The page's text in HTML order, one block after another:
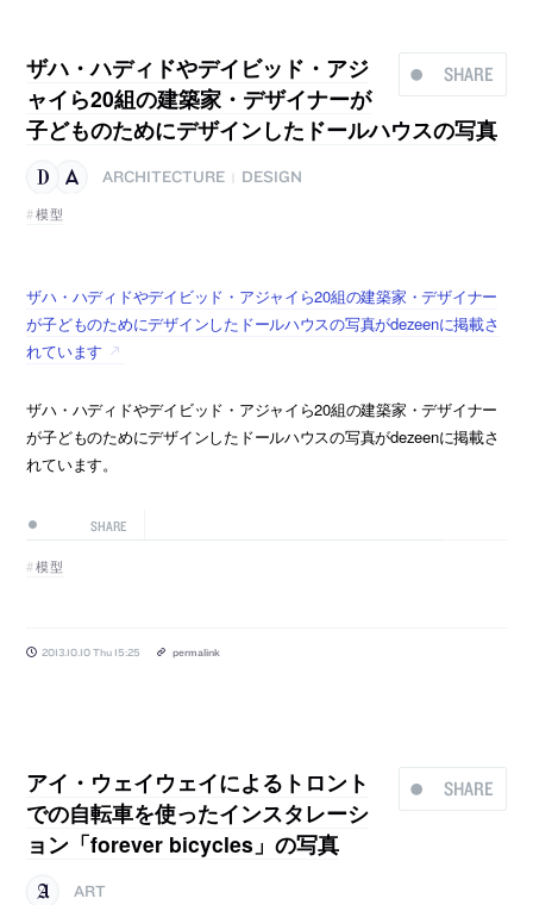
SHARE
ザハ・ハディドやデイビッド・アジ
ャイら20組の建築家・デザイナーが
子どものためにデザインしたドールハウスの写真
ARCHITECTURE
DESIGN
模型
ザハ・ハディドやデイビッド・アジャイら20組の建築家・デザイナー
が子どものためにデザインしたドールハウスの写真がdezeenに掲載さ
れています
ザハ・ハディドやデイビッド・アジャイら20組の建築家・デザイナー
が子どものためにデザインしたドールハウスの写真がdezeenに掲載さ
れています。
SHARE
模型
2013.10.10 Thu 15:25 permalink
SHARE
アイ・ウェイウェイによるトロント
での自転車を使ったインスタレーシ
ョン「forever bicycles」の写真
ART